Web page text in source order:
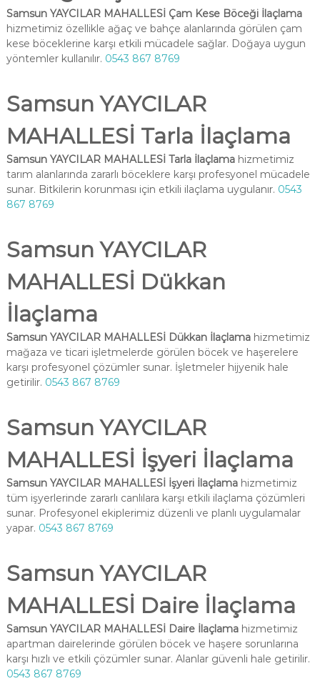
Samsun YAYCILAR MAHALLESİ Çam Kese Böceği İlaçlama
hizmetimiz özellikle ağaç ve bahçe alanlarında görülen çam
kese böceklerine karşı etkili mücadele sağlar. Doğaya uygun
yöntemler kullanılır. 0543 867 8769
Samsun YAYCILAR
MAHALLESİ Tarla İlaçlama
Samsun YAYCILAR MAHALLESİ Tarla İlaçlamahizmetimiz
tarım alanlarında zararlı böceklere karşı profesyonel mücadele
sunar. Bitkilerin korunması için etkili ilaçlama uygulanır. 0543
867 8769
Samsun YAYCILAR
MAHALLESİ Dükkan
İlaçlama
Samsun YAYCILAR MAHALLESİ Dükkan İlaçlamahizmetimiz
mağaza ve ticari işletmelerde görülen böcek ve haşerelere
karşı profesyonel çözümler sunar. İşletmeler hijyenik hale
getirilir. 0543 867 8769
Samsun YAYCILAR
MAHALLESİ İşyeri İlaçlama
Samsun YAYCILAR MAHALLESİ İşyeri İlaçlamahizmetimiz
tüm işyerlerinde zararlı canlılara karşı etkili ilaçlama çözümleri
sunar. Profesyonel ekiplerimiz düzenli ve planlı uygulamalar
yapar. 0543 867 8769
Samsun YAYCILAR
MAHALLESİ Daire İlaçlama
Samsun YAYCILAR MAHALLESİ Daire İlaçlamahizmetimiz
apartman dairelerinde görülen böcek ve haşere sorunlarına
karşı hızlı ve etkili çözümler sunar. Alanlar güvenli hale getirilir.
0543 867 8769